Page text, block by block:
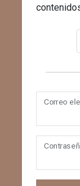
Correo